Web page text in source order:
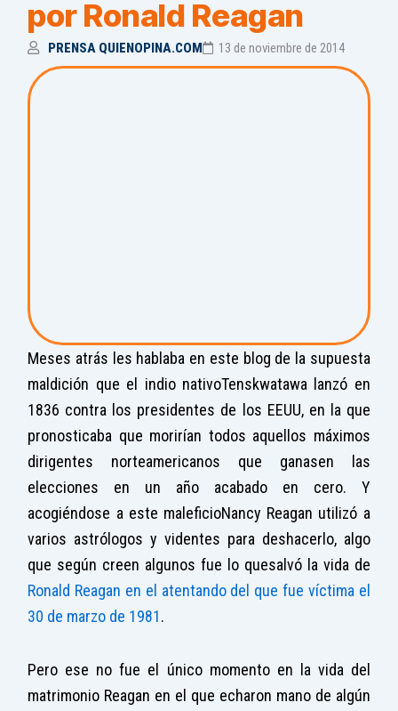
por Ronald Reagan
PRENSA QUIENOPINA.COM 13 de noviembre de 2014
Meses atrás les hablaba en este blog de la supuesta
maldición que el indio nativoTenskwatawa lanzó en
1836 contra los presidentes de los EEUU, en la que
pronosticaba que morirían todos aquellos máximos
dirigentes norteamericanos que ganasen las
elecciones en un año acabado en cero. Y
acogiéndose a este maleficioNancy Reagan utilizó a
varios astrólogos y videntes para deshacerlo, algo
que según creen algunos fue lo quesalvó la vida de
Ronald Reagan en el atentando del que fue víctima el
30 de marzo de 1981.
Pero ese no fue el único momento en la vida del
matrimonio Reagan en el que echaron mano de algún